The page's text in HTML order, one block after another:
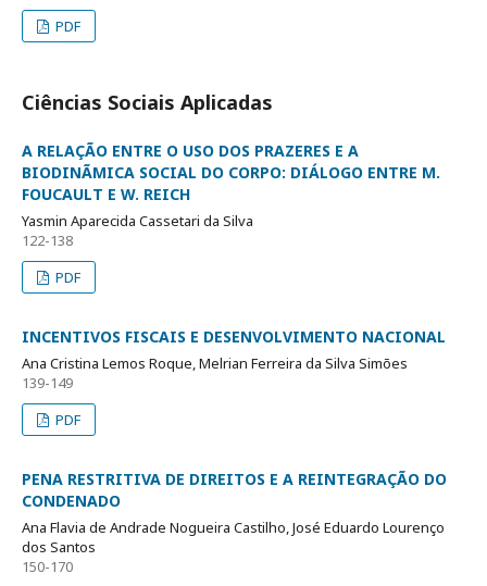
PDF
Ciências Sociais Aplicadas
A RELAÇÃO ENTRE O USO DOS PRAZERES E A
BIODINÃMICA SOCIAL DO CORPO: DIÁLOGO ENTRE M.
FOUCAULT E W. REICH
Yasmin Aparecida Cassetari da Silva
122-138
PDF
INCENTIVOS FISCAIS E DESENVOLVIMENTO NACIONAL
Ana Cristina Lemos Roque, Melrian Ferreira da Silva Simões
139-149
PDF
PENA RESTRITIVA DE DIREITOS E A REINTEGRAÇÃO DO
CONDENADO
Ana Flavia de Andrade Nogueira Castilho, José Eduardo Lourenço
dos Santos
150-170